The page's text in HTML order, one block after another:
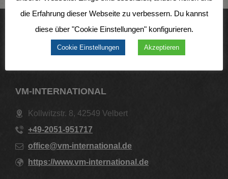
VM-INTERNATIONAL
Kollwitzstr. 8, 42549 Velbert
+49-2051-951717
office@vm-international.de
https://www.vm-international.de
die Erfahrung dieser Webseite zu verbessern. Du kannst
diese über "Cookie Einstellungen" konfigurieren.
Cookie Einstellungen Akzeptieren